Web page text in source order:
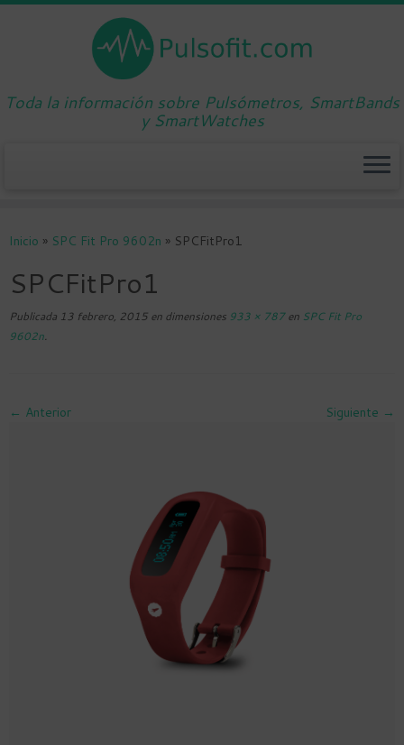
Toda la información sobre Pulsómetros, SmartBands
y SmartWatches
Inicio » SPC Fit Pro 9602n » SPCFitPro1
SPCFitPro1
Publicada 13 febrero, 2015 en dimensiones 933 × 787en SPC Fit Pro
9602n.
← Anterior Siguiente →